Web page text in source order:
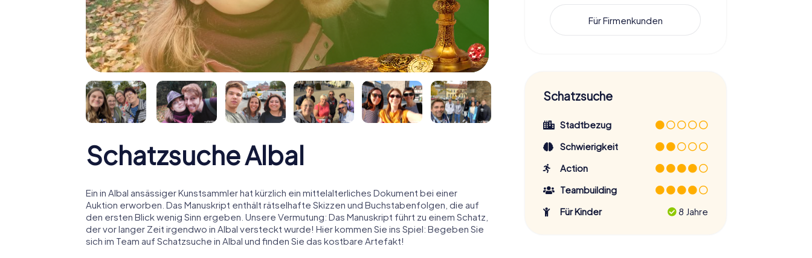
Schatzsuche Albal
Ein in Albal ansässiger Kunstsammler hat kürzlich ein mittelalterliches Dokument bei einer
Auktion erworben. Das Manuskript enthält rätselhafte Skizzen und Buchstabenfolgen, die auf
den ersten Blick wenig Sinn ergeben. Unsere Vermutung: Das Manuskript führt zu einem Schatz,
der vor langer Zeit irgendwo in Albal versteckt wurde! Hier kommen Sie ins Spiel: Begeben Sie
sich im Team auf Schatzsuche in Albal und finden Sie das kostbare Artefakt!
Für Firmenkunden
Schatzsuche
Stadtbezug
Schwierigkeit
Action
Teambuilding
Für Kinder
8 Jahre